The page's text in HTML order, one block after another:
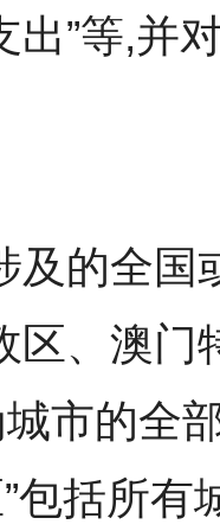
出”等,并
及的全国
区、澳门
城市的全
包括所